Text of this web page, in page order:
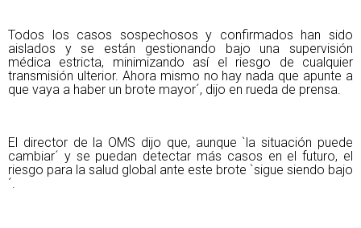
Todos los casos sospechosos y confirmados han sido
aislados y se están gestionando bajo una supervisión
médica estricta, minimizando así el riesgo de cualquier
transmisión ulterior. Ahora mismo no hay nada que apunte a
que vaya a haber un brote mayor´, dijo en rueda de prensa.
El director de la OMS dijo que, aunque `la situación puede
cambiar´ y se puedan detectar más casos en el futuro, el
riesgo para la salud global ante este brote `sigue siendo bajo
´.